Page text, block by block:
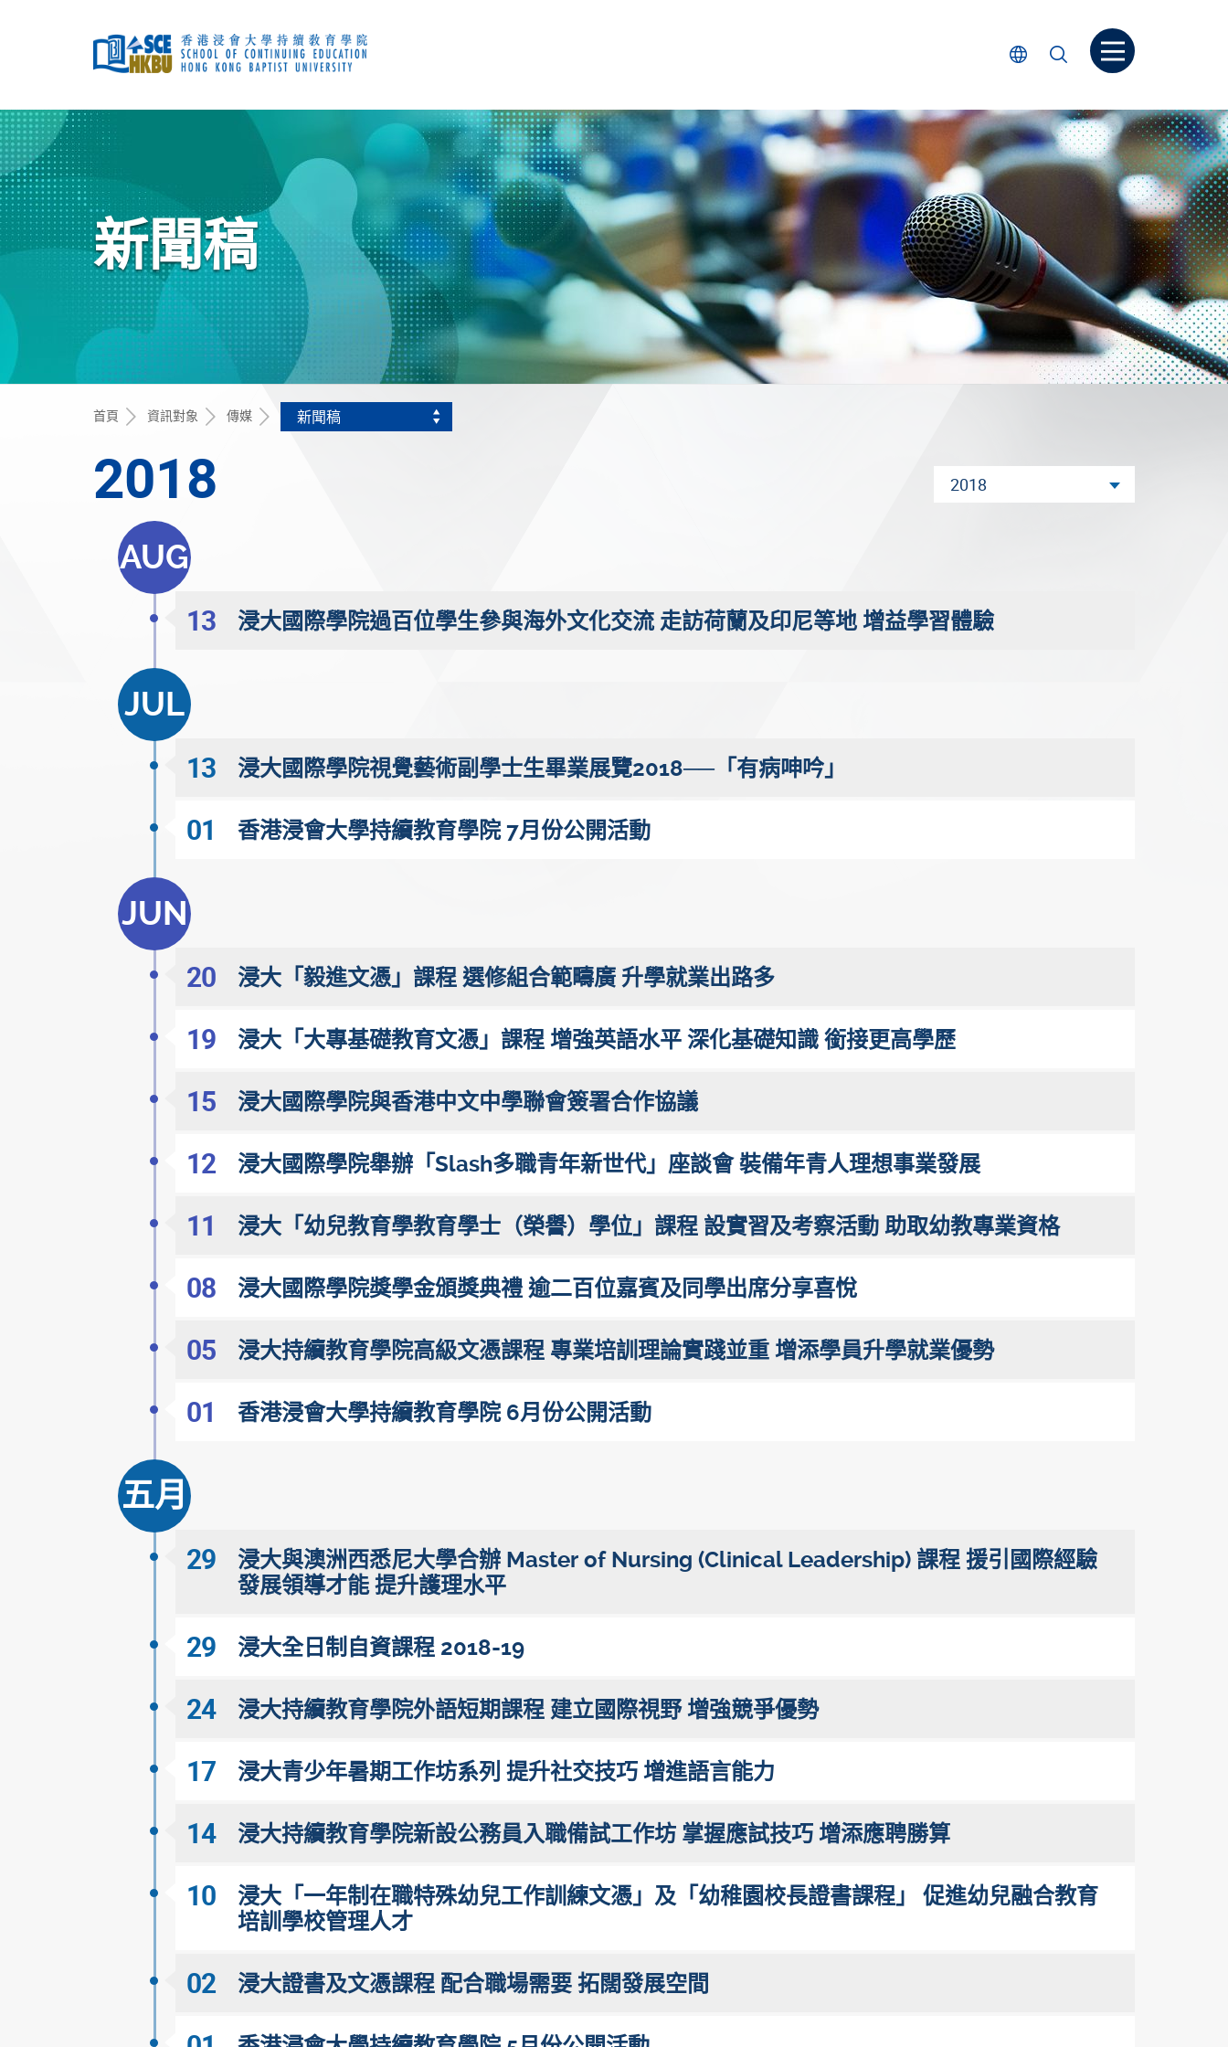
選擇語言
搜尋 打開菜单
開
始
主
要
內
容
新聞稿
首頁 資訊對象 傳媒 新聞稿
2018 2018
AUG
13 浸大國際學院過百位學生參與海外文化交流 走訪荷蘭及印尼等地 增益學習體驗
JUL
13 浸大國際學院視覺藝術副學士生畢業展覽2018──「有病呻吟」
01 香港浸會大學持續教育學院 7月份公開活動
JUN
20 浸大「毅進文憑」課程 選修組合範疇廣 升學就業出路多
19 浸大「大專基礎教育文憑」課程 增強英語水平 深化基礎知識 銜接更高學歷
15 浸大國際學院與香港中文中學聯會簽署合作協議
12 浸大國際學院舉辦「Slash多職青年新世代」座談會 裝備年青人理想事業發展
11 浸大「幼兒教育學教育學士（榮譽）學位」課程 設實習及考察活動 助取幼教專業資格
08 浸大國際學院獎學金頒獎典禮 逾二百位嘉賓及同學出席分享喜悅
05 浸大持續教育學院高級文憑課程 專業培訓理論實踐並重 增添學員升學就業優勢
01 香港浸會大學持續教育學院 6月份公開活動
五月
29
浸大與澳洲西悉尼大學合辦 Master of Nursing (Clinical Leadership) 課程 援引國際經驗
發展領導才能 提升護理水平
29 浸大全日制自資課程 2018-19
24 浸大持續教育學院外語短期課程 建立國際視野 增強競爭優勢
17 浸大青少年暑期工作坊系列 提升社交技巧 增進語言能力
14 浸大持續教育學院新設公務員入職備試工作坊 掌握應試技巧 增添應聘勝算
10
浸大「一年制在職特殊幼兒工作訓練文憑」及「幼稚園校長證書課程」 促進幼兒融合教育
培訓學校管理人才
02 浸大證書及文憑課程 配合職場需要 拓闊發展空間